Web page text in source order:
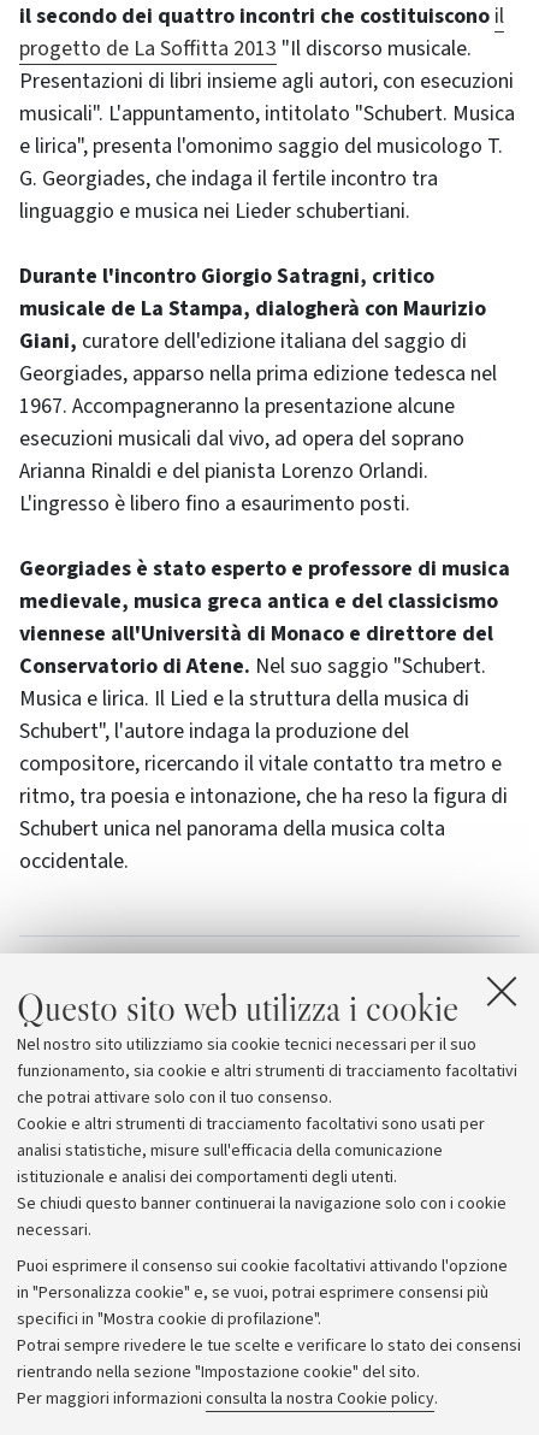
Questo sito web utilizza i cookie
Nel nostro sito utilizziamo sia cookie tecnici necessari per il suo
funzionamento, sia cookie e altri strumenti di tracciamento facoltativi
che potrai attivare solo con il tuo consenso.
Cookie e altri strumenti di tracciamento facoltativi sono usati per
analisi statistiche, misure sull'efficacia della comunicazione
istituzionale e analisi dei comportamenti degli utenti.
Se chiudi questo banner continuerai la navigazione solo con i cookie
necessari.
Puoi esprimere il consenso sui cookie facoltativi attivando l'opzione
in "Personalizza cookie" e, se vuoi, potrai esprimere consensi più
specifici in "Mostra cookie di profilazione".
Potrai sempre rivedere le tue scelte e verificare lo stato dei consensi
rientrando nella sezione "Impostazione cookie" del sito.
Per maggiori informazioni consulta la nostra Cookie policy.
il secondo dei quattro incontri che costituiscono il
progetto de La Soffitta 2013 "Il discorso musicale.
Presentazioni di libri insieme agli autori, con esecuzioni
musicali". L'appuntamento, intitolato "Schubert. Musica
e lirica", presenta l'omonimo saggio del musicologo T.
G. Georgiades, che indaga il fertile incontro tra
linguaggio e musica nei Lieder schubertiani.
Durante l'incontro Giorgio Satragni, critico
musicale de La Stampa, dialogherà con Maurizio
Giani, curatore dell'edizione italiana del saggio di
Georgiades, apparso nella prima edizione tedesca nel
1967. Accompagneranno la presentazione alcune
esecuzioni musicali dal vivo, ad opera del soprano
Arianna Rinaldi e del pianista Lorenzo Orlandi.
L'ingresso è libero fino a esaurimento posti.
Georgiades è stato esperto e professore di musica
medievale, musica greca antica e del classicismo
viennese all'Università di Monaco e direttore del
Conservatorio di Atene. Nel suo saggio "Schubert.
Musica e lirica. Il Lied e la struttura della musica di
Schubert", l'autore indaga la produzione del
compositore, ricercando il vitale contatto tra metro e
ritmo, tra poesia e intonazione, che ha reso la figura di
Schubert unica nel panorama della musica colta
occidentale.
Venticinque anni di La Soffitta
La Soffitta 2013
Archivio
Comunicati stampa
Redazione
Rassegna stampa